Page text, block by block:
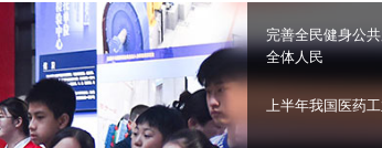
图片
光华锐评 锋面
完善全民健身公
全体人民
上半年我国医药